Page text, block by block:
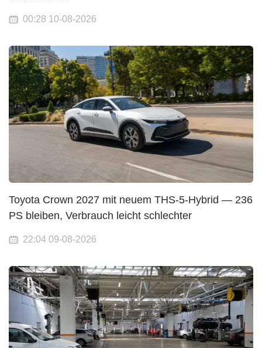
00:28 10-08-2026
Toyota Crown 2027 mit neuem THS-5-Hybrid — 236
PS bleiben, Verbrauch leicht schlechter
22:04 09-08-2026